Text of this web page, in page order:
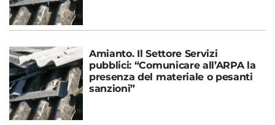
Amianto. Il Settore Servizi
pubblici: “Comunicare all’ARPA la
presenza del materiale o pesanti
sanzioni”